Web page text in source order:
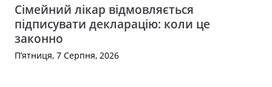
Сімейний лікар відмовляється
підписувати декларацію: коли це
законно
П’ятниця, 7 Серпня, 2026